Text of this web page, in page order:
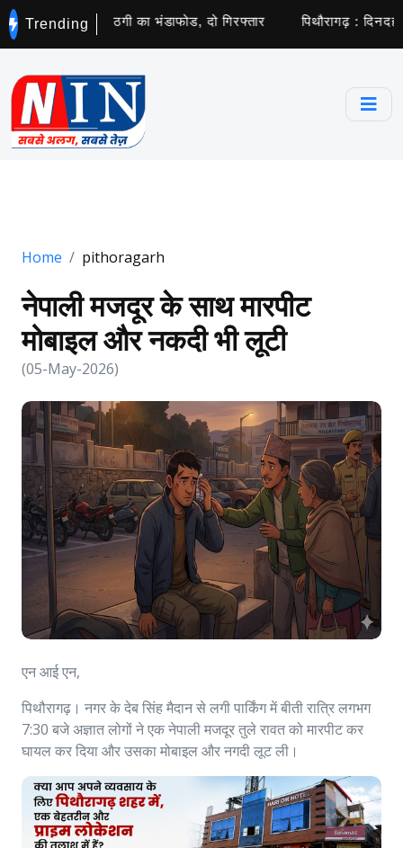
Trending
की साइबर ठगी का भंडाफोड, दो गिरफ्तार पिथौरागढ़ : दिनदहाड़े
Home pithoragarh
नेपाली मजदूर के साथ मारपीट
मोबाइल और नकदी भी लूटी
(05-May-2026)
एन आई एन,
पिथौरागढ़। नगर के देब सिंह मैदान से लगी पार्किंग में बीती रात्रि लगभग
7:30 बजे अज्ञात लोगों ने एक नेपाली मजदूर तुले रावत को मारपीट कर
घायल कर दिया और उसका मोबाइल और नगदी लूट ली।